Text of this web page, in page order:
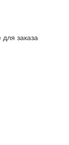
заказа